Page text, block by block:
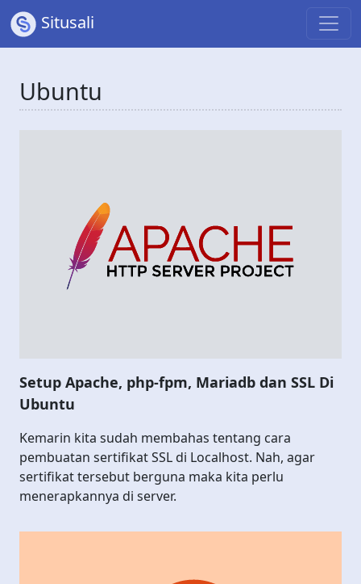
Situsali
Ubuntu
Setup Apache, php-fpm, Mariadb dan SSL Di
Ubuntu
Kemarin kita sudah membahas tentang cara
pembuatan sertifikat SSL di Localhost. Nah, agar
sertifikat tersebut berguna maka kita perlu
menerapkannya di server.